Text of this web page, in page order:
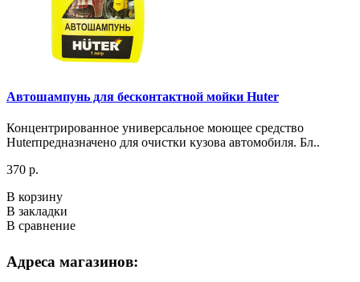
Автошампунь для бесконтактной мойки Huter
Концентрированное универсальное моющее средство
Huterпредназначено для очистки кузова автомобиля. Бл..
370 р.
В корзину
В закладки
В сравнение
Адреса магазинов: